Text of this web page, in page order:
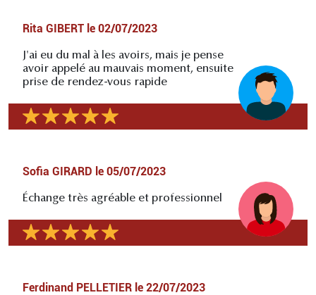
Rita GIBERT le 02/07/2023
J'ai eu du mal à les avoirs, mais je pense
avoir appelé au mauvais moment, ensuite
prise de rendez-vous rapide
Sofia GIRARD le 05/07/2023
Échange très agréable et professionnel
Ferdinand PELLETIER le 22/07/2023